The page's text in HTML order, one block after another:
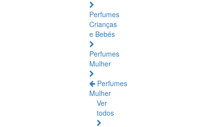
Perfumes
Crianças
e Bebés
Perfumes
Mulher
Perfumes
Mulher
Ver
todos